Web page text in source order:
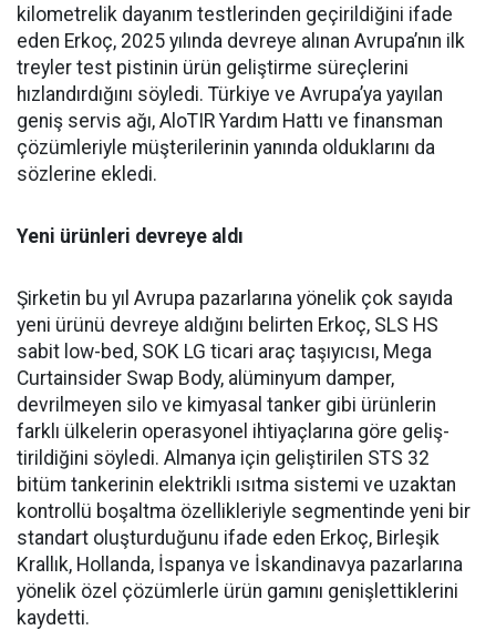
kilometrelik dayanım testlerin­den geçirildiğini ifade
eden Er­koç, 2025 yılında devreye alınan Avrupa’nın ilk
treyler test pisti­nin ürün geliştirme süreçlerini
hızlandırdığını söyledi. Türkiye ve Avrupa’ya yayılan
geniş ser­vis ağı, AloTIR Yardım Hattı ve finansman
çözümleriyle müşte­rilerinin yanında olduklarını da
sözlerine ekledi.
Yeni ürünleri devreye aldı
Şirketin bu yıl Avrupa pazar­larına yönelik çok sayıda
yeni ürünü devreye aldığını belirten Erkoç, SLS HS
sabit low-bed, SOK LG ticari araç taşıyıcısı, Mega
Curtainsider Swap Body, alüminyum damper,
devrilme­yen silo ve kimyasal tanker gibi ürünlerin
farklı ülkelerin ope­rasyonel ihtiyaçlarına göre geliş­
tirildiğini söyledi. Almanya için geliştirilen STS 32
bitüm tan­kerinin elektrikli ısıtma siste­mi ve uzaktan
kontrollü boşalt­ma özellikleriyle segmentinde yeni bir
standart oluşturduğunu ifade eden Erkoç, Birleşik
Kral­lık, Hollanda, İspanya ve İskan­dinavya pazarlarına
yönelik özel çözümlerle ürün gamını geniş­lettiklerini
kaydetti.